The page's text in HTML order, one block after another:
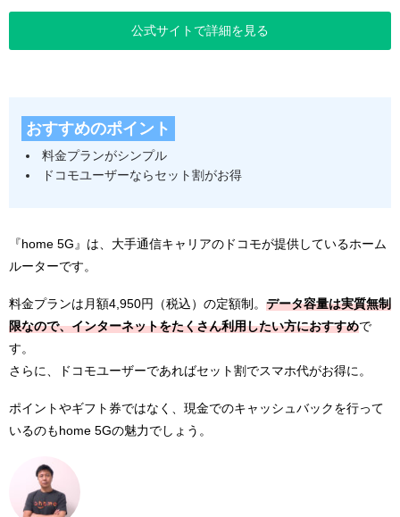
公式サイトで詳細を見る
おすすめのポイント
料金プランがシンプル
ドコモユーザーならセット割がお得
『home 5G』は、大手通信キャリアのドコモが提供しているホーム
ルーターです。
料金プランは月額4,950円（税込）の定額制。 データ容量は実質無制
限なので、インターネットをたくさん利用したい方におすすめで
す。
さらに、ドコモユーザーであればセット割でスマホ代がお得に。
ポイントやギフト券ではなく、現金でのキャッシュバックを行って
いるのもhome 5Gの魅力でしょう。